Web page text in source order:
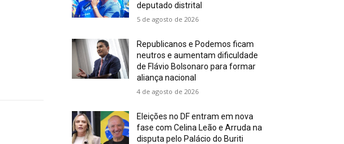
deputado distrital
5 de agosto de 2026
Republicanos e Podemos ficam
neutros e aumentam dificuldade
de Flávio Bolsonaro para formar
aliança nacional
4 de agosto de 2026
Eleições no DF entram em nova
fase com Celina Leão e Arruda na
disputa pelo Palácio do Buriti